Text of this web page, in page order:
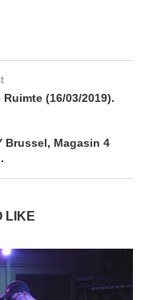
Ruimte (16/03/2019).
Brussel, Magasin 4
LIKE